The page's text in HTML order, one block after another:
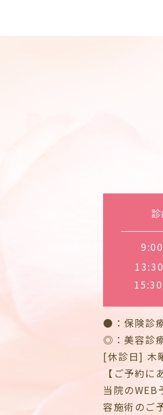
●：保険診
◎：美容診
[休診日] 木
【ご予約に
当院のWEB
容施術のご